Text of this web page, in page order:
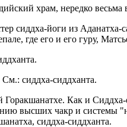
храм, нередко
сиддха-йоги из
где его и его гуру,
сиддха-сиддханта.
Как и
высших чакр и системы
сиддха-сиддханта.